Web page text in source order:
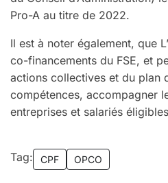
Pro-A au titre de 2022.
Il est à noter également, que
co-financements du FSE, et
actions collectives et du plan
compétences, accompagner
entreprises et salariés
Tag: CPF OPCO